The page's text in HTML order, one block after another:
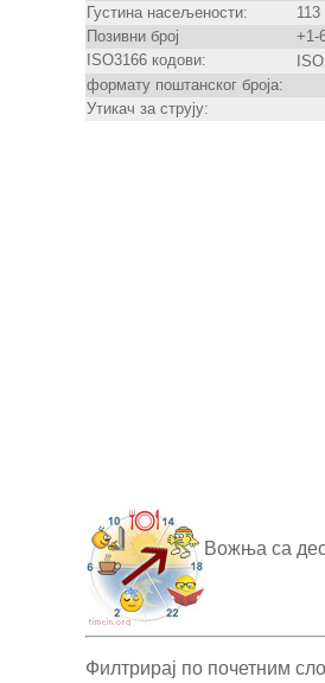
Густина насељености:
113
Позивни број
+1-
ISO3166 кодови:
формату поштанског броја:
Утикач за струју:
Вожња са
Филтрирај по почетним